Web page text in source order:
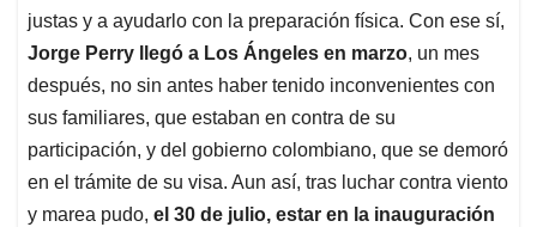
justas y a ayudarlo con la preparación física. Con ese sí,
Jorge Perry llegó a Los Ángeles en marzo, un mes
después, no sin antes haber tenido inconvenientes con
sus familiares, que estaban en contra de su
participación, y del gobierno colombiano, que se demoró
en el trámite de su visa. Aun así, tras luchar contra viento
y marea pudo, el 30 de julio, estar en la inauguración